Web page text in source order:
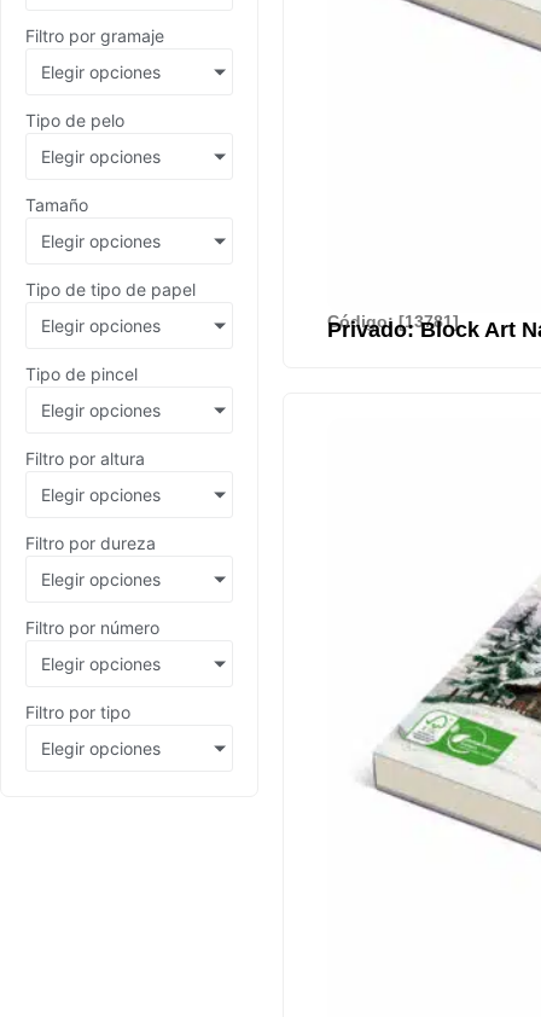
Filtro por gramaje
Elegir opciones
Tipo de pelo
Elegir opciones
Tamaño
Elegir opciones
Tipo de tipo de papel
Elegir opciones
Tipo de pincel
Elegir opciones
Filtro por altura
Elegir opciones
Filtro por dureza
Elegir opciones
Filtro por número
Elegir opciones
Filtro por tipo
Elegir opciones
Código: [13781]
Privado: Block Art